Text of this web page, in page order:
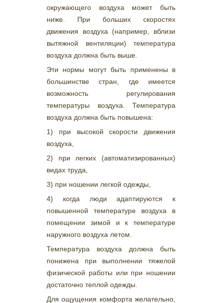
окружающего воздуха может быть
ниже. При больших скоростях
движения воздуха (например, вблизи
вытяжной вентиляции) температура
воздуха должна быть выше.
Эти нормы могут быть применены в
большинстве стран, где имеется
возможность регулирования
температуры воздуха. Температура
воздуха должна быть повышена:
1) при высокой скорости движения
воздуха,
2) при легких (автоматизированных)
видах труда,
3) при ношении легкой одежды,
4) когда люди адаптируются к
повышенной температуре воздуха в
помещении зимой и к температуре
наружного воздуха летом.
Температура воздуха должна быть
понижена при выполнении тяжелой
физической работы или при ношении
достаточно теплой одежды.
Для ощущения комфорта желательно,